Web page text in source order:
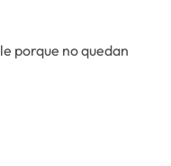
porque no quedan